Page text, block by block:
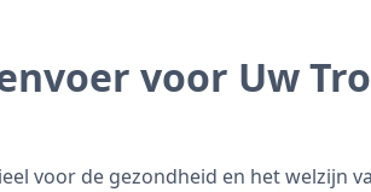
voor Uw
voor de gezondheid en het welzijn